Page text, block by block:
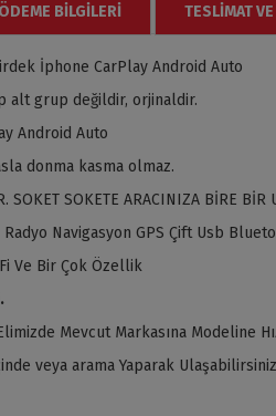
ÖDEME BILGILERI TESLIMAT
İphone CarPlay Android Auto
alt grup değildir, orjinaldir.
Android Auto
donma kasma olmaz.
SOKET SOKETE ARACINIZA BİRE
Navigasyon GPS Çift Usb
Ve Bir Çok Özellik
Mevcut Markasına Modeline
veya arama Yaparak